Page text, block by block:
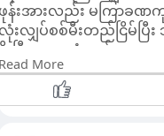
န်းအားလည်း မကြာခ
းလျှပ်စစ်မီးတည်ငြိမ်ပြီ
းပြီးပထမဆုံးလုပ်တာက ဖု
ာယူတာပါပဲ။ အများသူ
ောင့်နှေးတာတွေကြောင့်
င်းကားခေါ်စနစ်ကြော
More